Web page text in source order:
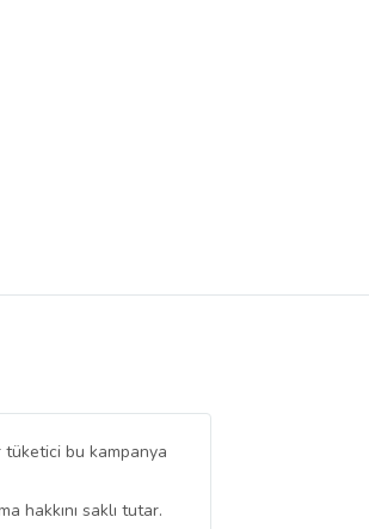
tüketici bu kampanya
hakkını saklı tutar.